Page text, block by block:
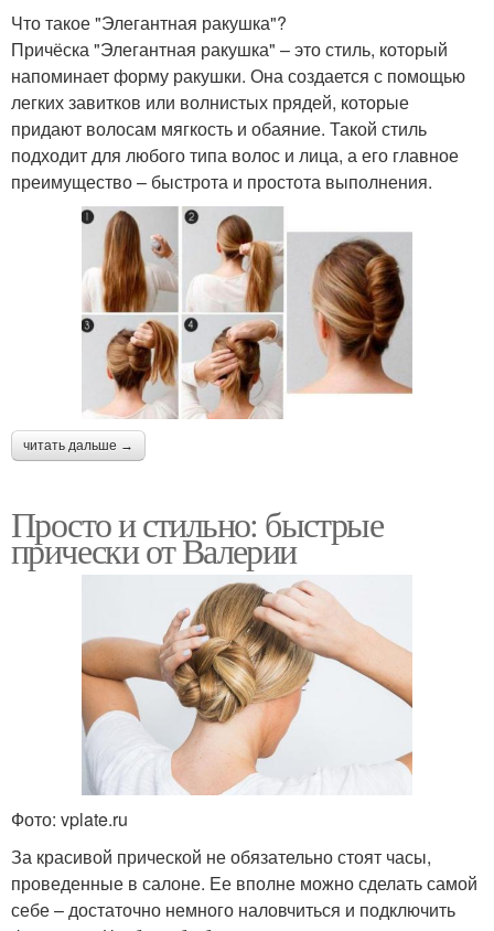
Что такое "Элегантная ракушка"?
Причёска "Элегантная ракушка" – это стиль, который
напоминает форму ракушки. Она создается с помощью
легких завитков или волнистых прядей, которые
придают волосам мягкость и обаяние. Такой стиль
подходит для любого типа волос и лица, а его главное
преимущество – быстрота и простота выполнения.
читать дальше →
Просто и стильно: быстрые
прически от Валерии
Фото: vplate.ru
За красивой прической не обязательно стоят часы,
проведенные в салоне. Ее вполне можно сделать самой
себе – достаточно немного наловчиться и подключить